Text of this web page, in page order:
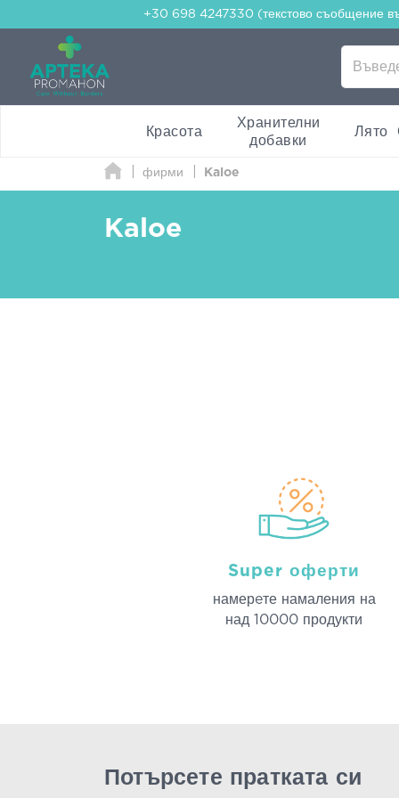
+30 698 4247330 (текстово съобщение
Красота
Хранителни
добавки
Лято
фирми Kaloe
Kaloe
Super оферти
намерeте намаления на
над 10000 продукти
Потърсете пратката си